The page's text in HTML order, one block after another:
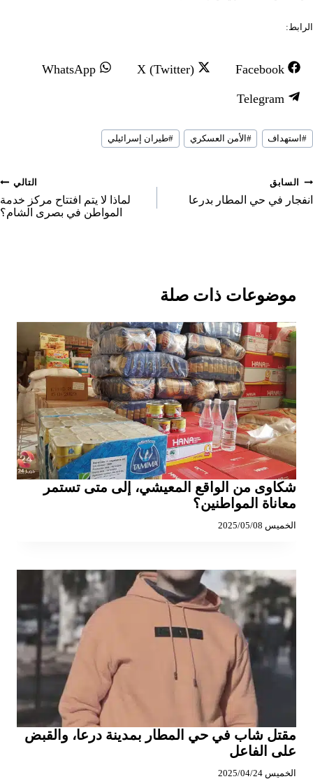
الرابط:
S
a
r
e
n
Facebook
S
r
e
X (Twitter)
S
WhatsApp
S
a
e
o
Telegram
وسوم
المقال:
#استهداف # الأمن العسكري #طيران إسرائيلي
تصفّح
المقالات
السابق
انفجار في حي المطار بدرعا
التالي
لماذا لا يتم افتتاح مركز خدمة
المواطن في بصرى الشام؟
موضوعات ذات صلة
شكاوى من الواقع المعيشي، إلى متى تستمر
معاناة المواطنين؟
الخميس 2025/05/08
مقتل شاب في حي المطار بمدينة درعا، والقبض
على الفاعل
الخميس 2025/04/24